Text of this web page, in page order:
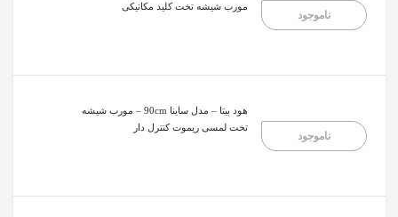
ناموجود
مورب شیشه تخت کلید مکانیکی
ناموجود
هود بیتا – مدل ساینا 90cm – مورب شیشه
تخت لمسی ریموت کنترل دار